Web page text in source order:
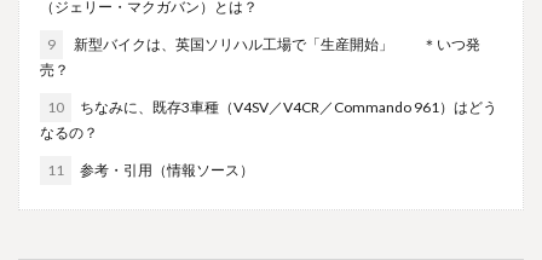
（ジェリー・マクガバン）とは？
9
新型バイクは、英国ソリハル工場で「生産開始」 ＊いつ発
売？
10
ちなみに、既存3車種（V4SV／V4CR／Commando 961）はどう
なるの？
11 参考・引用（情報ソース）